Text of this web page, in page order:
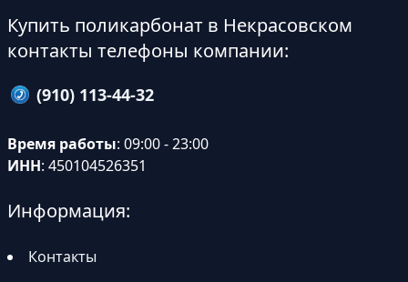
Купить поликарбонат в Некрасовском
контакты телефоны компании:
(910) 113-44-32
Время работы: 09:00 - 23:00
ИНН: 450104526351
Информация:
Контакты